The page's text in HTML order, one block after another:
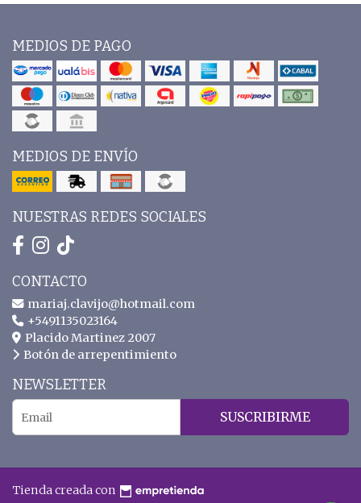
MEDIOS DE PAGO
MEDIOS DE ENVÍO
NUESTRAS REDES SOCIALES
CONTACTO
mariaj.clavijo@hotmail.com
+5491135023164
Placido Martinez 2007
Botón de arrepentimiento
NEWSLETTER
SUSCRIBIRME
Tienda creada con